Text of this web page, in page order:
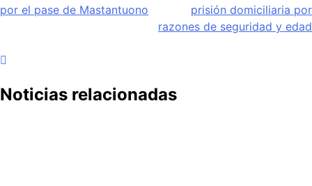
de
por el pase de Mastantuono
prisión domiciliaria por
razones de seguridad y edad
Noticias relacionadas